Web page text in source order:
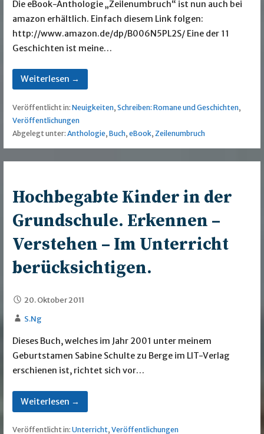
Die eBook-Anthologie „Zeilenumbruch“ ist nun auch bei
amazon erhältlich. Einfach diesem Link folgen:
http://www.amazon.de/dp/B006N5PL2S/ Eine der 11
Geschichten ist meine…
Weiterlesen →
Veröffentlicht in: Neuigkeiten, Schreiben: Romane und Geschichten,
Veröffentlichungen
Abgelegt unter: Anthologie, Buch, eBook, Zeilenumbruch
Hochbegabte Kinder in der
Grundschule. Erkennen –
Verstehen – Im Unterricht
berücksichtigen.
20. Oktober 2011
S.Ng
Dieses Buch, welches im Jahr 2001 unter meinem
Geburtstamen Sabine Schulte zu Berge im LIT-Verlag
erschienen ist, richtet sich vor…
Weiterlesen →
Veröffentlicht in: Unterricht, Veröffentlichungen